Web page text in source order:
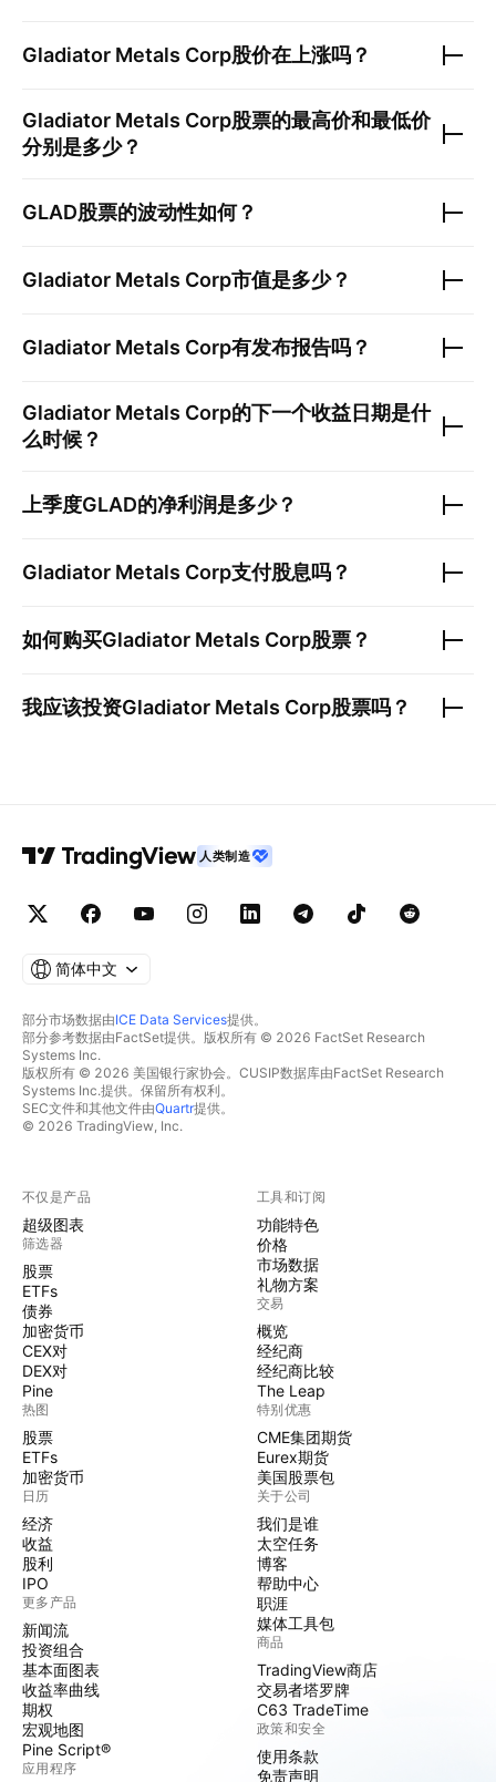
Gladiator Metals Corp股价在上涨吗？
Gladiator Metals Corp股票的最高价和最低价
分别是多少？
GLAD股票的波动性如何？
Gladiator Metals Corp市值是多少？
Gladiator Metals Corp有发布报告吗？
Gladiator Metals Corp的下一个收益日期是什
么时候？
上季度GLAD的净利润是多少？
Gladiator Metals Corp支付股息吗？
如何购买Gladiator Metals Corp股票？
我应该投资Gladiator Metals Corp股票吗？
人类制造
简体中文
部分市场数据由ICE Data Services提供。
部分参考数据由FactSet提供。版权所有 © 2026 FactSet Research
Systems Inc.
版权所有 © 2026 美国银行家协会。CUSIP数据库由FactSet Research
Systems Inc.提供。保留所有权利。
SEC文件和其他文件由Quartr提供。
© 2026 TradingView, Inc.
不仅是产品
超级图表
筛选器
股票
ETFs
债券
加密货币
CEX对
DEX对
Pine
热图
股票
ETFs
加密货币
日历
经济
收益
股利
IPO
更多产品
新闻流
投资组合
基本面图表
收益率曲线
期权
宏观地图
Pine Script®
应用程序
工具和订阅
功能特色
价格
市场数据
礼物方案
交易
概览
经纪商
经纪商比较
The Leap
特别优惠
CME集团期货
Eurex期货
美国股票包
关于公司
我们是谁
太空任务
博客
帮助中心
职涯
媒体工具包
商品
TradingView商店
交易者塔罗牌
C63 TradeTime
政策和安全
使用条款
免责声明